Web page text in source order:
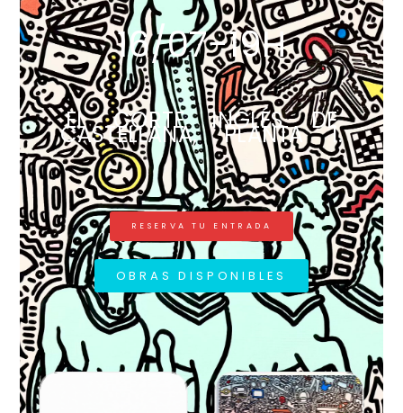
16/07-19H
EL CORTE INGLÉS DE
CASTELLANA, PLANTA 1.
RESERVA TU ENTRADA
OBRAS DISPONIBLES